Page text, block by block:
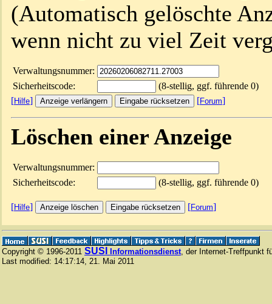
(Automatisch gelöschte
wenn nicht zu viel Zeit
Verwaltungsnummer:
Sicherheitscode:
(8-stellig, ggf. führende 0)
[Hilfe] [Forum]
Löschen einer Anzeige
Verwaltungsnummer:
Sicherheitscode:
(8-stellig, ggf. führende 0)
[Hilfe] [Forum]
Copyright © 1996-2011 SUSI Informationsdienst, der Internet-Treffpunkt
Last modified: 14:17:14, 21. Mai 2011